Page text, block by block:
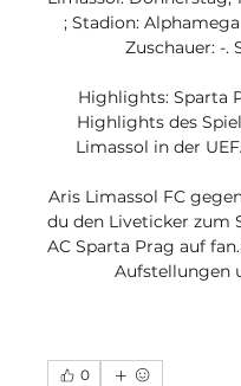
; Stadion:
Zuschauer: -.
Highlights: Sparta
Highlights des
Limassol in der
Aris Limassol FC
du den Liveticker zum
AC Sparta Prag auf
Aufstellungen
0